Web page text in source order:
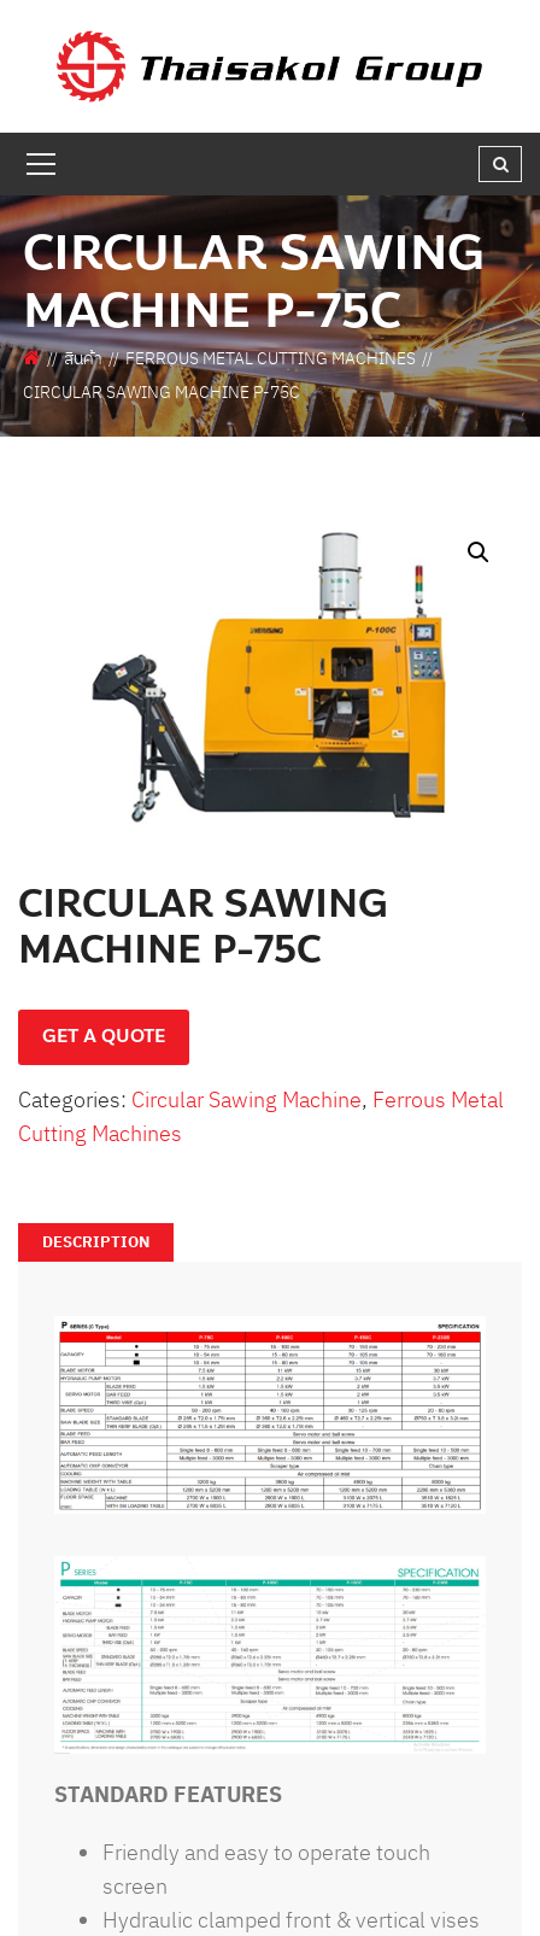
GET A QUOTE
ชื่อบริษัท :
เบอร์ติดต่อกลับ * :
อีเมล * :
หมวดสินค้าที่สนใจ :
รายละเอียดเพิ่มเติม :
CIRCULAR SAWING
MACHINE P-75C
สินค้า
FERROUS METAL CUTTING MACHINES
CIRCULAR SAWING MACHINE P-75C
CIRCULAR SAWING
MACHINE P-75C
GET A QUOTE
Categories: Circular Sawing Machine, Ferrous Metal
Cutting Machines
DESCRIPTION
STANDARD FEATURES
Friendly and easy to operate touch
screen
Hydraulic clamped front & vertical vises